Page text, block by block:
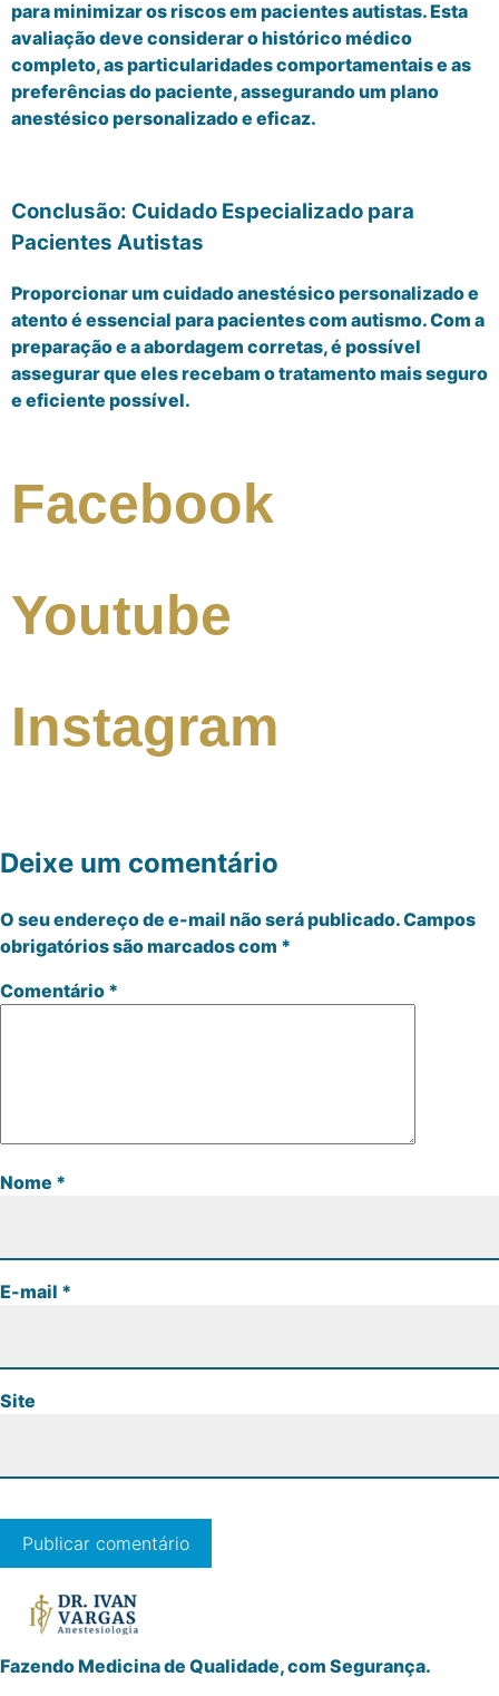
para minimizar os riscos em pacientes autistas. Esta
avaliação deve considerar o histórico médico
completo, as particularidades comportamentais e as
preferências do paciente, assegurando um plano
anestésico personalizado e eficaz.
Conclusão: Cuidado Especializado para
Pacientes Autistas
Proporcionar um cuidado anestésico personalizado e
atento é essencial para pacientes com autismo. Com a
preparação e a abordagem corretas, é possível
assegurar que eles recebam o tratamento mais seguro
e eficiente possível.
Facebook
Youtube
Instagram
Deixe um comentário
O seu endereço de e-mail não será publicado.Campos
obrigatórios são marcados com *
Comentário *
Nome *
E-mail *
Site
Fazendo Medicina de Qualidade, com Segurança.